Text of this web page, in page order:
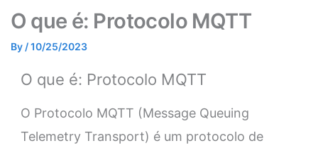
O que é: Protocolo MQTT
By /10/25/2023
O que é: Protocolo MQTT
O Protocolo MQTT (Message Queuing
Telemetry Transport) é um protocolo de